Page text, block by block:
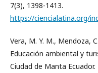
7(3), 1398-1413.
https://ciencialatina.org/
Vera, M. Y. M., Mendoza,
Educación ambiental y
Ciudad de Manta Ecuador.